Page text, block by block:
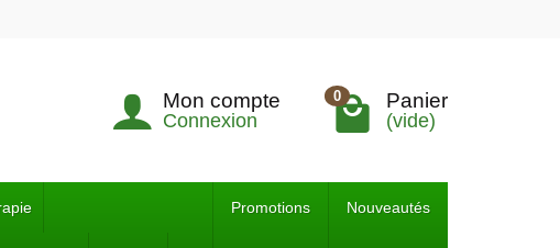
Mon compte
Connexion
0 Panier
(vide)
Promotions Nouveautés